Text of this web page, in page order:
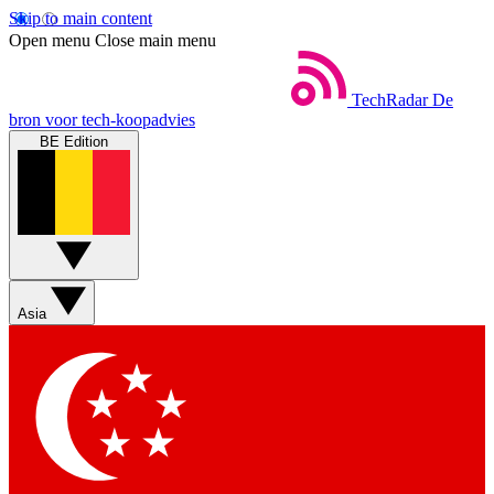
Skip to main content
Open menu Close main menu
TechRadar De
bron voor tech-koopadvies
BE Edition
Asia